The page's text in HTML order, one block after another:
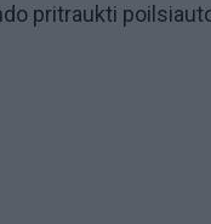
pritraukti